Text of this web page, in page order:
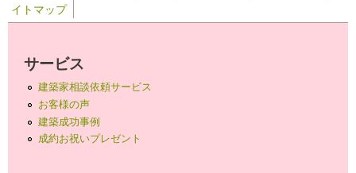
イトマップ
サービス
建築家相談依頼サービス
お客様の声
建築成功事例
成約お祝いプレゼント